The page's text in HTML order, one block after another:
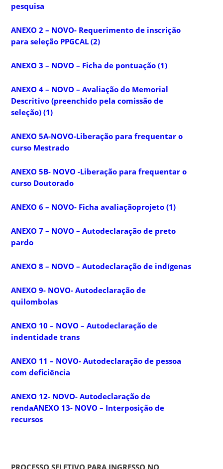
pesquisa
ANEXO 2 – NOVO- Requerimento de inscrição
para seleção PPGCAL (2)
ANEXO 3 – NOVO – Ficha de pontuação (1)
ANEXO 4 – NOVO – Avaliação do Memorial
Descritivo (preenchido pela comissão de
seleção) (1)
ANEXO 5A-NOVO-Liberação para frequentar o
curso Mestrado
ANEXO 5B- NOVO -Liberação para frequentar o
curso Doutorado
ANEXO 6 – NOVO- Ficha avaliaçãoprojeto (1)
ANEXO 7 – NOVO – Autodeclaração de preto
pardo
ANEXO 8 – NOVO – Autodeclaração de indígenas
ANEXO 9- NOVO- Autodeclaração de
quilombolas
ANEXO 10 – NOVO – Autodeclaração de
indentidade trans
ANEXO 11 – NOVO- Autodeclaração de pessoa
com deficiência
ANEXO 12- NOVO- Autodeclaração de
rendaANEXO 13- NOVO – Interposição de
recursos
PROCESSO SELETIVO PARA INGRESSO NO